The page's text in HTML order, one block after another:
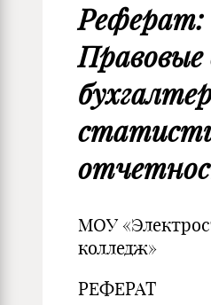
Реферат:
Правовые
МОУ
колледж»
РЕФЕРАТ